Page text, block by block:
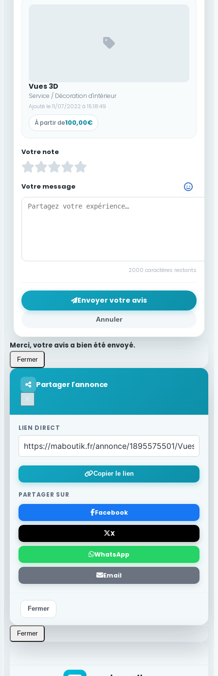
Vues 3D
Service / Décoration d'intérieur
Ajouté le 11/07/2022 à 15:18:49
À partir de100,00€
Votre note
Votre message
Choisir un Emoji
2000 caractères restants
Annuler
Envoyer votre avis
Merci, votre avis a bien été envoyé.
Fermer
Partager l'annonce
LIEN DIRECT
Copier le lien
PARTAGER SUR
Facebook
X
WhatsApp
Email
Fermer
Fermer